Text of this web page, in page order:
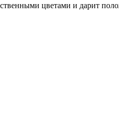
цветами и дарит